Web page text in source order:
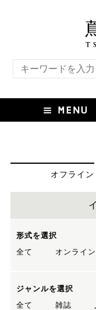
オフライ
形式を選択
全て
オンライン
ジャンルを選択
全て
雑誌